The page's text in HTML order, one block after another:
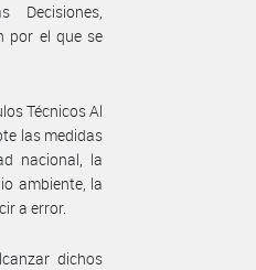
Decisiones,
por el que se
Técnicos Al
las medidas
nacional, la
ambiente, la
a error.
dichos